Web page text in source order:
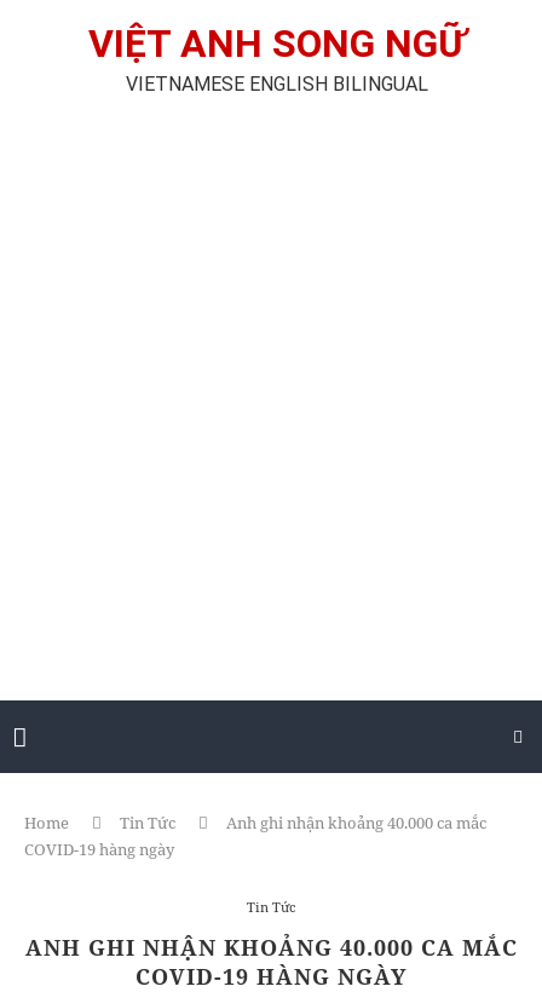
VIỆT ANH SONG NGỮ
VIETNAMESE ENGLISH BILINGUAL
Home Tin Tức
Anh ghi nhận khoảng 40.000 ca mắc
COVID-19 hàng ngày
Tin Tức
ANH GHI NHẬN KHOẢNG 40.000 CA MẮC
COVID-19 HÀNG NGÀY